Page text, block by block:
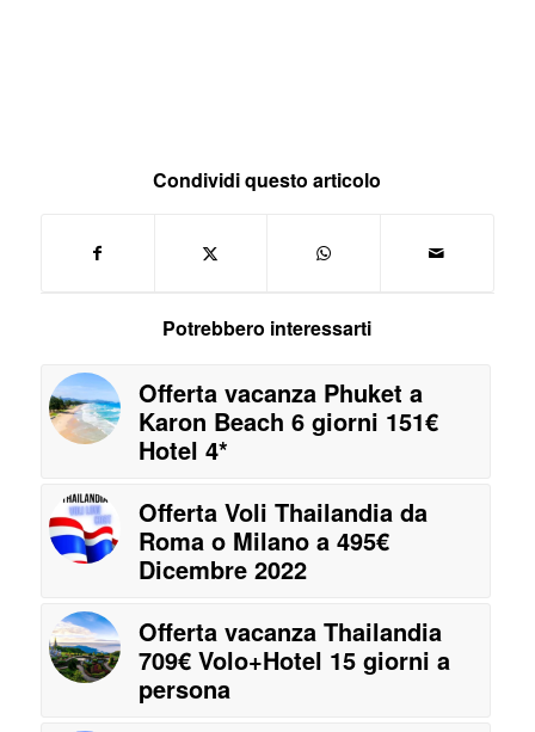
Condividi questo articolo
Potrebbero interessarti
Offerta vacanza Phuket a
Karon Beach 6 giorni 151€
Hotel 4*
Offerta Voli Thailandia da
Roma o Milano a 495€
Dicembre 2022
Offerta vacanza Thailandia
709€ Volo+Hotel 15 giorni a
persona